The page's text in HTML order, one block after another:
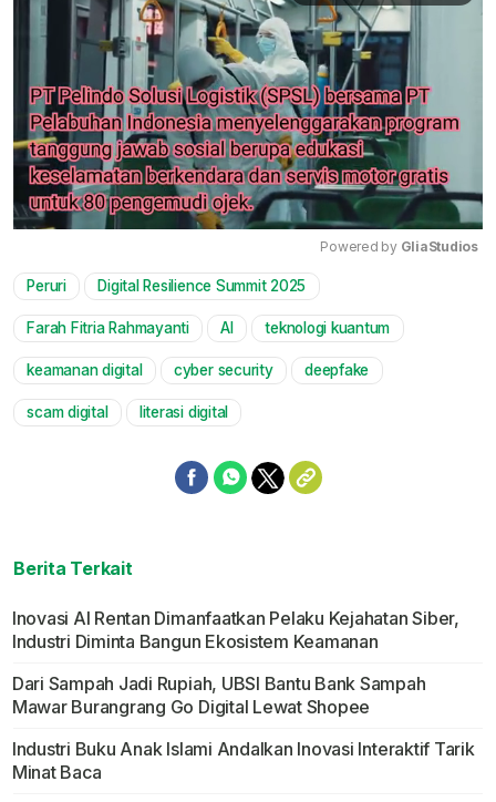
Powered by GliaStudios
Peruri Digital Resilience Summit 2025
Farah Fitria Rahmayanti AI teknologi kuantum
keamanan digital cyber security deepfake
scam digital literasi digital
Berita Terkait
Inovasi AI Rentan Dimanfaatkan Pelaku Kejahatan Siber,
Industri Diminta Bangun Ekosistem Keamanan
Dari Sampah Jadi Rupiah, UBSI Bantu Bank Sampah
Mawar Burangrang Go Digital Lewat Shopee
Industri Buku Anak Islami Andalkan Inovasi Interaktif Tarik
Minat Baca